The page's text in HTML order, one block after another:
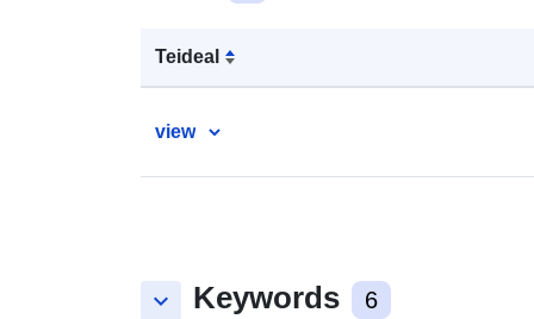
Teideal
view
keyboard_arrow_down Keywords 6